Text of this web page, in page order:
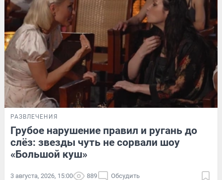
РАЗВЛЕЧЕНИЯ
Грубое нарушение правил и ругань до
слёз: звезды чуть не сорвали шоу
«Большой куш»
3 августа, 2026, 15:00 889 Обсудить